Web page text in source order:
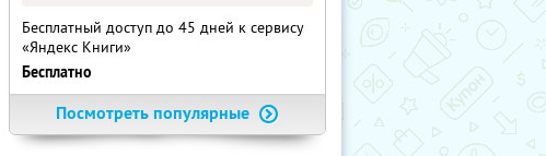
Бесплатный доступ до 45 дней к сервису
«Яндекс Книги»
Бесплатно
Посмотреть популярные